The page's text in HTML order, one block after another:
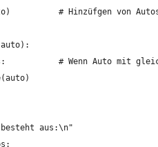
# Hinzüfgen von
# Wenn Auto mit
aus:\n"